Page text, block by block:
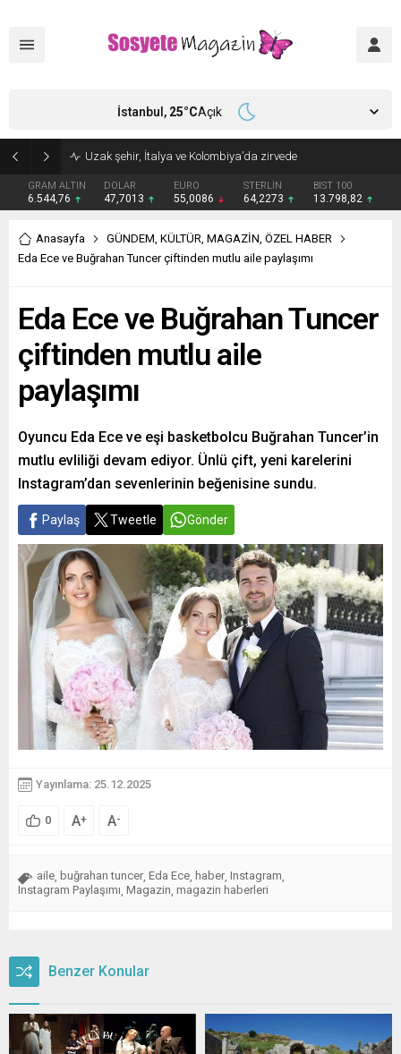
GRAM ALTIN
6.544,76
DOLAR
47,7013
EURO
55,0086
STERLİN
64,2273
BIST 100
13.798,82
İstanbul, 25°CAçık
Anasayfa GÜNDEM, KÜLTÜR, MAGAZİN, ÖZEL HABER
Eda Ece ve Buğrahan Tuncer çiftinden mutlu aile paylaşımı
Eda Ece ve Buğrahan Tuncer
çiftinden mutlu aile
paylaşımı
Oyuncu Eda Ece ve eşi basketbolcu Buğrahan Tuncer’in
mutlu evliliği devam ediyor. Ünlü çift, yeni karelerini
Instagram’dan sevenlerinin beğenisine sundu.
Paylaş Tweetle Gönder
Yayınlama: 25.12.2025
0 A+ A-
aile buğrahan tuncer Eda Ece haber Instagram
Instagram Paylaşımı Magazin magazin haberleri
Benzer Konular